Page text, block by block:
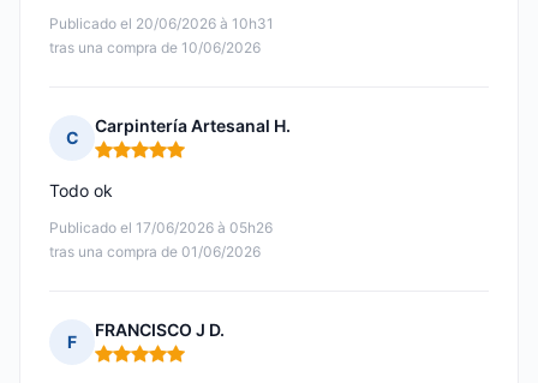
Publicado el 20/06/2026 à 10h31
tras una compra de 10/06/2026
C
Carpintería Artesanal H.
Nota: 5 de 5
Publicado el 17/06/2026 à 05h26
tras una compra de 01/06/2026
Todo ok
F
FRANCISCO J D.
Nota: 5 de 5